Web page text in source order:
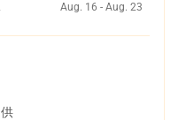
Aug. 16 - Aug. 23